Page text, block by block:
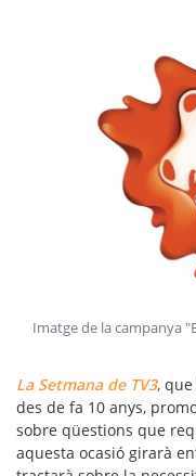
Imatge de la campanya
La Setmana de TV3,
des de fa 10 anys,
sobre qüestions que
aquesta ocasió girarà